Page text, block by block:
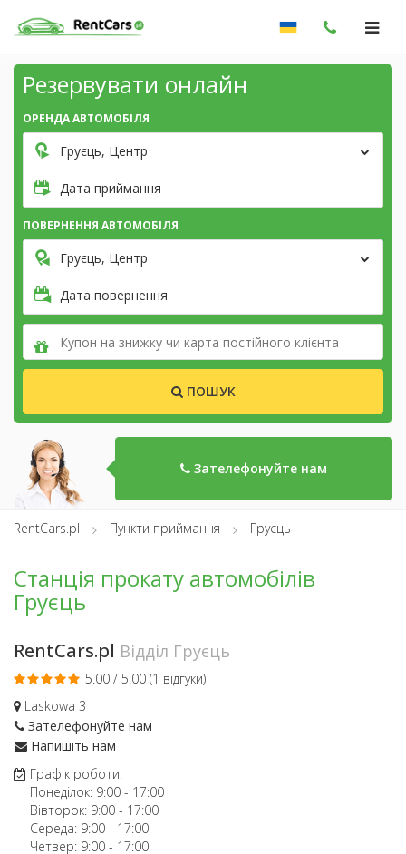
Резервувати онлайн
ОРЕНДА АВТОМОБІЛЯ
Груєць, Центр
Дата приймання
ПОВЕРНЕННЯ АВТОМОБІЛЯ
Груєць, Центр
Дата повернення
ПОШУК
Зателефонуйте нам
RentCars.pl Пункти приймання Груєць
Станція прокату автомобілів
Груєць
RentCars.pl Відділ Груєць
5.00 / 5.00 (1 відгуки)
Laskowa 3
Зателефонуйте нам
Напишіть нам
Графік роботи:
Понеділок: 9:00 - 17:00
Вівторок: 9:00 - 17:00
Середа: 9:00 - 17:00
Четвер: 9:00 - 17:00